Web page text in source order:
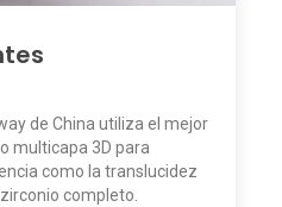
de China utiliza el mejor
multicapa 3D para
como la translucidez
completo.